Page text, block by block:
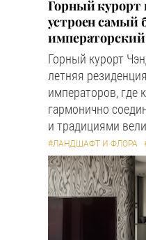
Горный курорт
устроен самый
Горный курорт
летняя
императоров, где
гармонично
и традициями
#ЛАНДШАФТ И ФЛОРА